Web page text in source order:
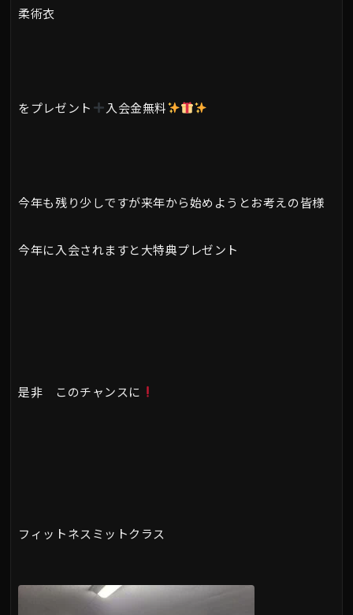
柔術衣
をプレゼント 入会金無料
今年も残り少しですが来年から始めようとお考えの皆様
今年に入会されますと大特典プレゼント
是非 このチャンスに
フィットネスミットクラス